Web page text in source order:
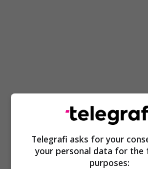
Telegrafi asks for your
your personal data for the
purposes: